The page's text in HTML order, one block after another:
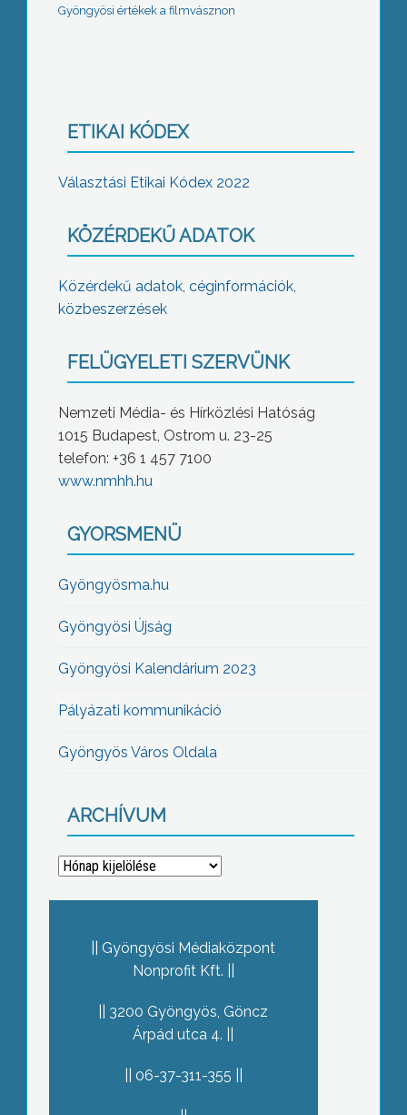
Gyöngyösi értékek a filmvásznon
ETIKAI KÓDEX
Választási Etikai Kódex 2022
KÖZÉRDEKŰ ADATOK
Közérdekű adatok, céginformációk,
közbeszerzések
FELÜGYELETI SZERVÜNK
Nemzeti Média- és Hírközlési Hatóság
1015 Budapest, Ostrom u. 23-25
telefon: +36 1 457 7100
www.nmhh.hu
GYORSMENÜ
Gyöngyösma.hu
Gyöngyösi Újság
Gyöngyösi Kalendárium 2023
Pályázati kommunikáció
Gyöngyös Város Oldala
ARCHÍVUM
Archívum
Gyöngyösi Médiaközpont
Nonprofit Kft.
3200 Gyöngyös, Göncz
Árpád utca 4.
06-37-311-355